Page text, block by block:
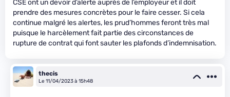
CSE ont un devoir d’alerte auprès de l’employeur et il doit
prendre des mesures concrètes pour le faire cesser. Si cela
continue malgré les alertes, les prud’hommes feront très mal
puisque le harcèlement fait partie des circonstances de
rupture de contrat qui font sauter les plafonds d’indemnisation.
thecis
Le 11/04/2023 à 15h48